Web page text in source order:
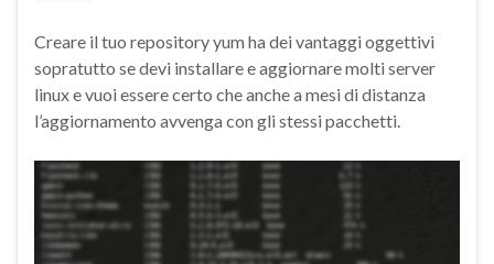
Creare il tuo repository yum ha dei vantaggi oggettivi
sopratutto se devi installare e aggiornare molti server
linux e vuoi essere certo che anche a mesi di distanza
l’aggiornamento avvenga con gli stessi pacchetti.